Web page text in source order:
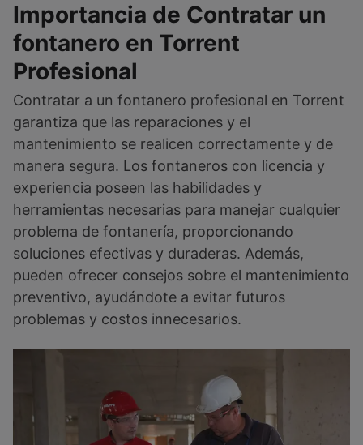
Importancia de Contratar un
fontanero en Torrent
Profesional
Contratar a un fontanero profesional en Torrent
garantiza que las reparaciones y el
mantenimiento se realicen correctamente y de
manera segura. Los fontaneros con licencia y
experiencia poseen las habilidades y
herramientas necesarias para manejar cualquier
problema de fontanería, proporcionando
soluciones efectivas y duraderas. Además,
pueden ofrecer consejos sobre el mantenimiento
preventivo, ayudándote a evitar futuros
problemas y costos innecesarios.